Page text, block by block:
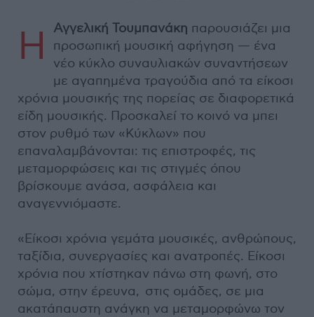
Η Αγγελική Τουμπανάκη παρουσιάζει μια
προσωπική μουσική αφήγηση — ένα
νέο κύκλο συναυλιακών συναντήσεων
με αγαπημένα τραγούδια από τα είκοσι
χρόνια μουσικής της πορείας σε διαφορετικά
είδη μουσικής. Προσκαλεί το κοινό να μπει
στον ρυθμό των «Κύκλων» που
επαναλαμβάνονται: τις επιστροφές, τις
μεταμορφώσεις και τις στιγμές όπου
βρίσκουμε ανάσα, ασφάλεια και
αναγεννιόμαστε.
«Είκοσι χρόνια γεμάτα μουσικές, ανθρώπους,
ταξίδια, συνεργασίες και ανατροπές. Είκοσι
χρόνια που χτίστηκαν πάνω στη φωνή, στο
σώμα, στην έρευνα, στις ομάδες, σε μια
ακατάπαυστη ανάγκη να μεταμορφώνω τον